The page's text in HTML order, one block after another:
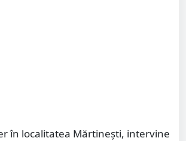
în localitatea Mărtinești, intervine